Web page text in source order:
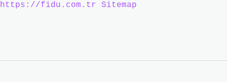
https://fidu.com.tr
Sitemap